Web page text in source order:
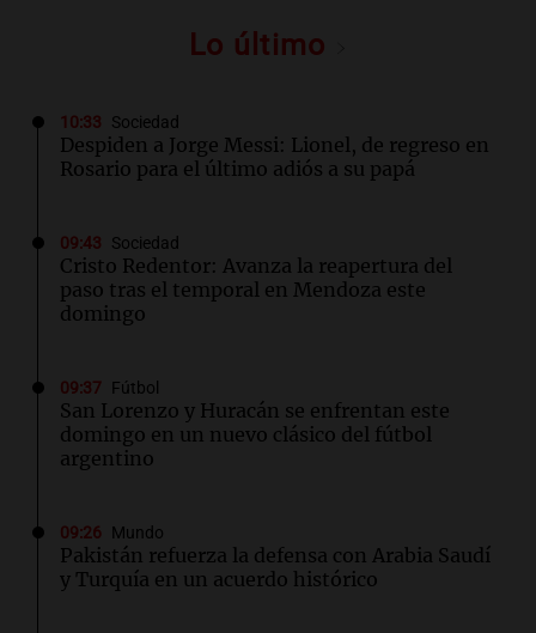
Lo último
10:33 Sociedad
Despiden a Jorge Messi: Lionel, de regreso en
Rosario para el último adiós a su papá
09:43 Sociedad
Cristo Redentor: Avanza la reapertura del
paso tras el temporal en Mendoza este
domingo
09:37 Fútbol
San Lorenzo y Huracán se enfrentan este
domingo en un nuevo clásico del fútbol
argentino
09:26 Mundo
Pakistán refuerza la defensa con Arabia Saudí
y Turquía en un acuerdo histórico